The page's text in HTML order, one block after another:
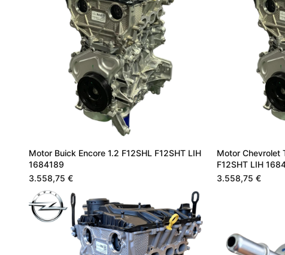
Motor Buick Encore 1.2 F12SHL F12SHT LIH
1684189
3.558,75 €
Motor Chevrolet
F12SHT LIH
3.558,75 €